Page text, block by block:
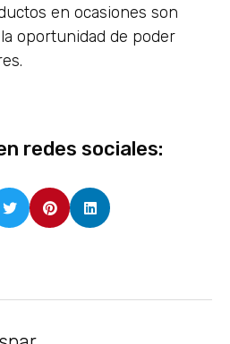
en ocasiones son
oportunidad de poder
redes sociales: